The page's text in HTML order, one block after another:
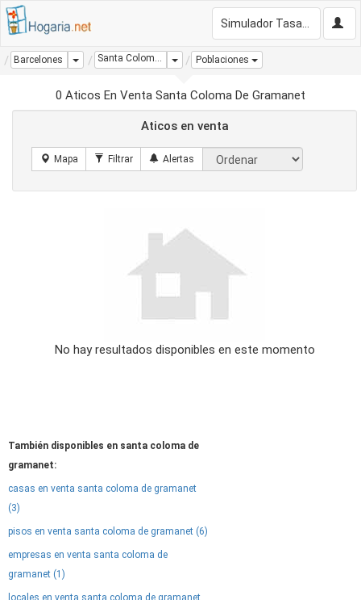
Barcelones Dropdown Santa Coloma De Gramanet Dropdown
Poblaciones
0 Aticos En Venta Santa Coloma De Gramanet
Aticos en venta
No hay resultados disponibles en este momento
También disponibles en santa coloma de
gramanet:
casas en venta santa coloma de gramanet
(3)
pisos en venta santa coloma de gramanet (6)
empresas en venta santa coloma de
gramanet (1)
locales en venta santa coloma de gramanet